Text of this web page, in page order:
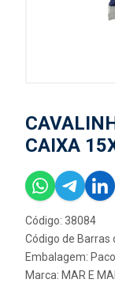
CAIXA
Código: 38084
Código de Barras
Embalagem:
Marca: MAR E